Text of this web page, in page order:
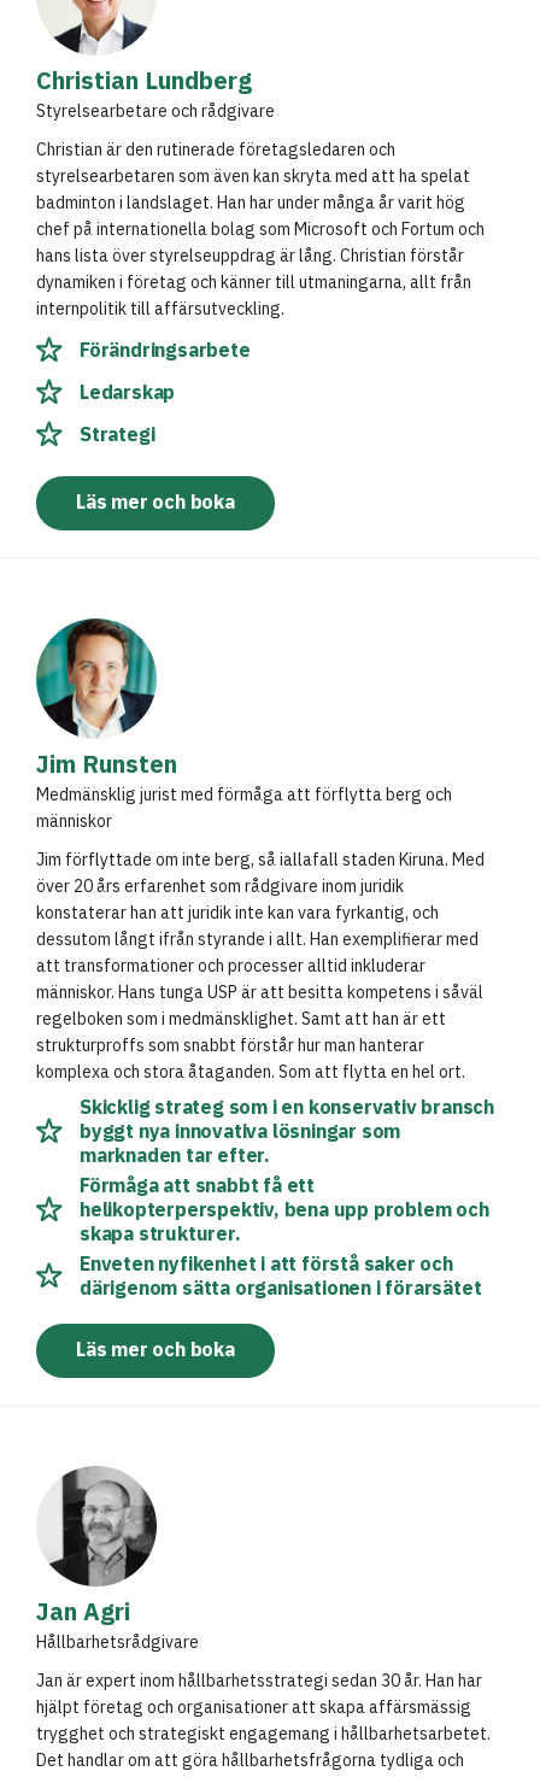
Christian Lundberg
Styrelsearbetare och rådgivare
Christian är den rutinerade företagsledaren och
styrelsearbetaren som även kan skryta med att ha spelat
badminton i landslaget. Han har under många år varit hög
chef på internationella bolag som Microsoft och Fortum och
hans lista över styrelseuppdrag är lång. Christian förstår
dynamiken i företag och känner till utmaningarna, allt från
internpolitik till affärsutveckling.
Förändringsarbete
Ledarskap
Strategi
Läs mer och boka
Jim Runsten
Medmänsklig jurist med förmåga att förflytta berg och
människor
Jim förflyttade om inte berg, så iallafall staden Kiruna. Med
över 20 års erfarenhet som rådgivare inom juridik
konstaterar han att juridik inte kan vara fyrkantig, och
dessutom långt ifrån styrande i allt. Han exemplifierar med
att transformationer och processer alltid inkluderar
människor. Hans tunga USP är att besitta kompetens i såväl
regelboken som i medmänsklighet. Samt att han är ett
strukturproffs som snabbt förstår hur man hanterar
komplexa och stora åtaganden. Som att flytta en hel ort.
Skicklig strateg som i en konservativ bransch
byggt nya innovativa lösningar som
marknaden tar efter.
Förmåga att snabbt få ett
helikopterperspektiv, bena upp problem och
skapa strukturer.
Enveten nyfikenhet i att förstå saker och
därigenom sätta organisationen i förarsätet
Läs mer och boka
Jan Agri
Hållbarhetsrådgivare
Jan är expert inom hållbarhetsstrategi sedan 30 år. Han har
hjälpt företag och organisationer att skapa affärsmässig
trygghet och strategiskt engagemang i hållbarhetsarbetet.
Det handlar om att göra hållbarhetsfrågorna tydliga och